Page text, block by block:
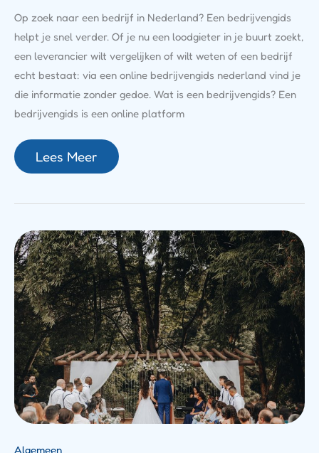
Op zoek naar een bedrijf in Nederland? Een bedrijvengids
helpt je snel verder. Of je nu een loodgieter in je buurt zoekt,
een leverancier wilt vergelijken of wilt weten of een bedrijf
echt bestaat: via een online bedrijvengids nederland vind je
die informatie zonder gedoe. Wat is een bedrijvengids? Een
bedrijvengids is een online platform
Lees Meer
Algemeen
Jennifer
Heylen
En
Haar
Liefdesleven:
Feiten
En
Weetjes